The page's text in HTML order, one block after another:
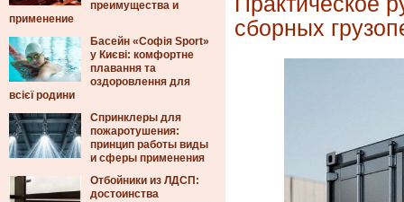
преимущества и
применение
Басейн «Софія Sport»
у Києві: комфортне
плавання та
оздоровлення для
всієї родини
Спринклеры для
пожаротушения:
принцип работы виды
и сферы применения
Отбойники из ЛДСП:
достоинства
сборных